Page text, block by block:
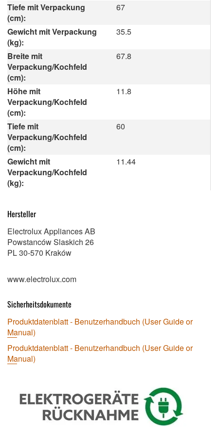
Tiefe mit Verpackung
(cm):
67
Gewicht mit Verpackung
(kg):
35.5
Breite mit
Verpackung/Kochfeld
(cm):
67.8
Höhe mit
Verpackung/Kochfeld
(cm):
11.8
Tiefe mit
Verpackung/Kochfeld
(cm):
60
Gewicht mit
Verpackung/Kochfeld
(kg):
11.44
Hersteller
Electrolux Appliances AB
Powstanców Slaskich 26
PL 30-570 Kraków
www.electrolux.com
Sicherheitsdokumente
Produktdatenblatt - Benutzerhandbuch (User Guide or
Manual)
Produktdatenblatt - Benutzerhandbuch (User Guide or
Manual)